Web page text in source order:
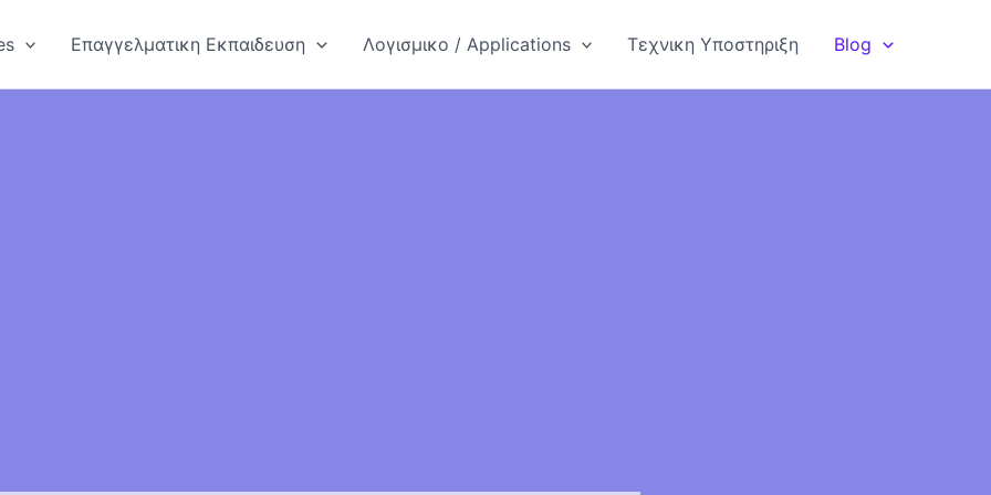
Επαγγελματικη Εκπαιδευση Λογισμικο / Applications Τεχνικη Υποστηριξη Blog